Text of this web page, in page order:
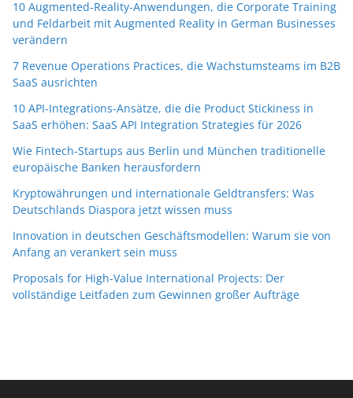
10 Augmented-Reality-Anwendungen, die Corporate Training
und Feldarbeit mit Augmented Reality in German Businesses
verändern
7 Revenue Operations Practices, die Wachstumsteams im B2B
SaaS ausrichten
10 API-Integrations-Ansätze, die die Product Stickiness in
SaaS erhöhen: SaaS API Integration Strategies für 2026
Wie Fintech-Startups aus Berlin und München traditionelle
europäische Banken herausfordern
Kryptowährungen und internationale Geldtransfers: Was
Deutschlands Diaspora jetzt wissen muss
Innovation in deutschen Geschäftsmodellen: Warum sie von
Anfang an verankert sein muss
Proposals for High-Value International Projects: Der
vollständige Leitfaden zum Gewinnen großer Aufträge